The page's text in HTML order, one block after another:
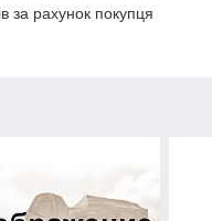
за рахунок покупця